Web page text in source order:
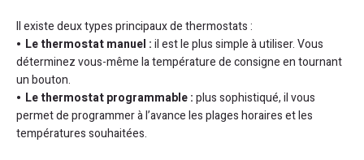
Il existe deux types principaux de thermostats :
Le thermostat manuel :il est le plus simple à utiliser. Vous
déterminez vous-même la température de consigne en tournant
un bouton.
Le thermostat programmable :plus sophistiqué, il vous
permet de programmer à l’avance les plages horaires et les
températures souhaitées.